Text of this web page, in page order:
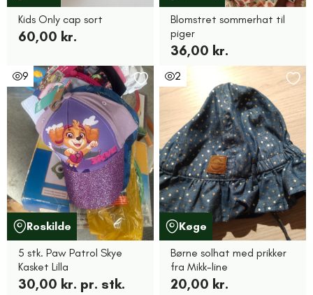
Kids Only cap sort
60,00 kr.
Blomstret sommerhat til
piger
36,00 kr.
9
Roskilde
5 stk. Paw Patrol Skye
Kasket Lilla
30,00 kr. pr. stk.
2
Køge
Børne solhat med prikker
fra Mikk-line
20,00 kr.